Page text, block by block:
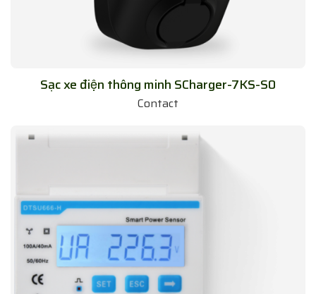
Sạc xe điện thông minh SCharger-7KS-S0
Contact